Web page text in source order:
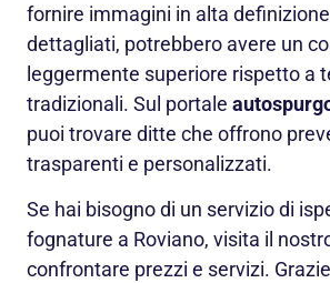
fornire immagini in alta
dettagliati, potrebbero avere un
leggermente superiore rispetto a
tradizionali. Sul portale
puoi trovare ditte che offrono
trasparenti e personalizzati.
Se hai bisogno di un servizio di
fognature a Roviano, visita il
confrontare prezzi e servizi.